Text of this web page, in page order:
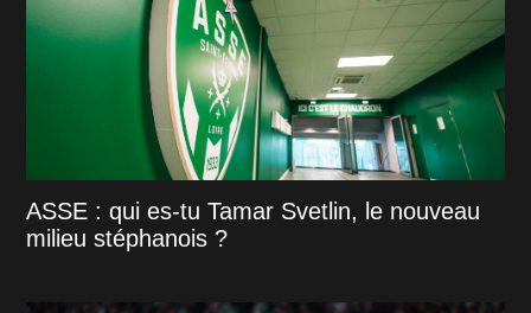
ASSE : qui es-tu Tamar Svetlin, le nouveau
milieu stéphanois ?